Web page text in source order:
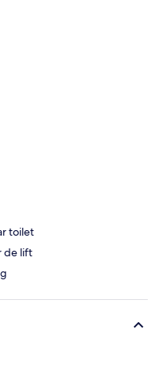
toilet
de lift